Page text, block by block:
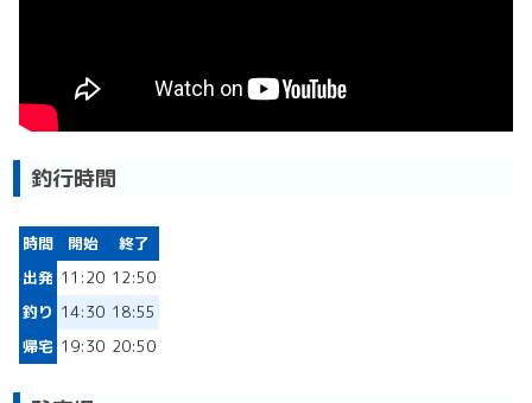
釣行時間
時間 開始
終了
出発 11:20 12:50
釣り 14:30 18:55
帰宅 19:30 20:50